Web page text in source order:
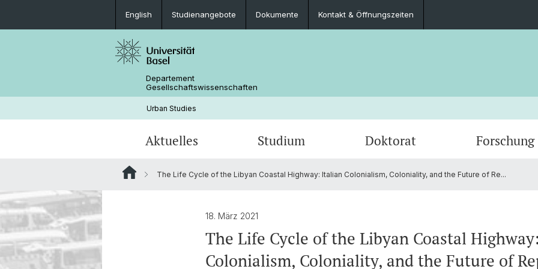
English Studienangebote Dokumente Kontakt & Öffnungszeiten
Departement
Gesellschaftswissenschaften
Urban Studies
Aktuelles Studium
Studentische Arbeiten
Doktorat Forschung
The Life Cycle of the Libyan Coastal Highway: Italian Colonialism, Coloniality, and the Future of Re...
18. März 2021
The Life Cycle of the Libyan Coastal
Colonialism, Coloniality, and the Future of